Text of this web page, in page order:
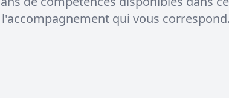
qui vous correspond.